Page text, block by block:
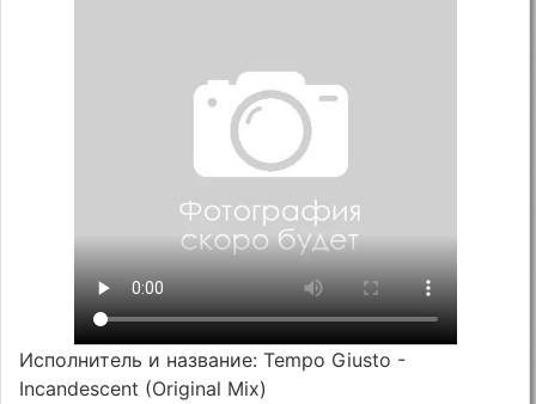
Исполнитель и название: Tempo Giusto -
Incandescent (Original Mix)